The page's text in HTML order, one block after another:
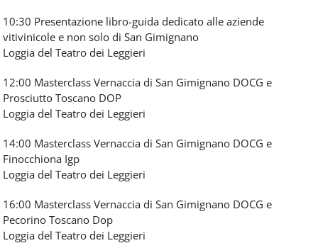
10:30 Presentazione libro-guida dedicato alle aziende
vitivinicole e non solo di San Gimignano
Loggia del Teatro dei Leggieri
12:00 Masterclass Vernaccia di San Gimignano DOCG e
Prosciutto Toscano DOP
Loggia del Teatro dei Leggieri
14:00 Masterclass Vernaccia di San Gimignano DOCG e
Finocchiona Igp
Loggia del Teatro dei Leggieri
16:00 Masterclass Vernaccia di San Gimignano DOCG e
Pecorino Toscano Dop
Loggia del Teatro dei Leggieri